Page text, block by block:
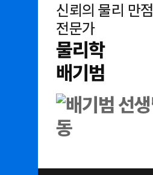
신뢰의 물리 만점
전문가
물리학
배기범